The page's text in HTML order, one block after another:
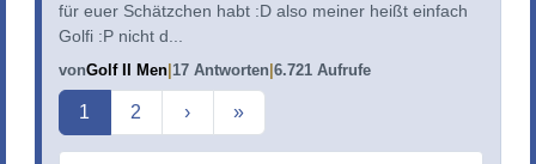
für euer Schätzchen habt :D also meiner heißt einfach
Golfi :P nicht d...
vonGolf II Men 17 Antworten 6.721 Aufrufe
Aktuelle Seite
1 2 › »